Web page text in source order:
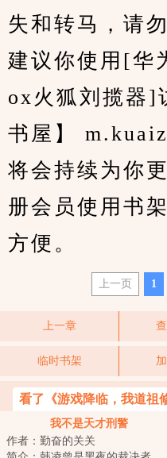
失和转马，请
建议你使用[华
ox火狐刘揽器]
书屋】
将会持续为你
册会员使用书
方便。
上一页 1
上一章
临时书架
看了《游戏降临，我道祖
我不是天才刑警
作者：勤奋的关关